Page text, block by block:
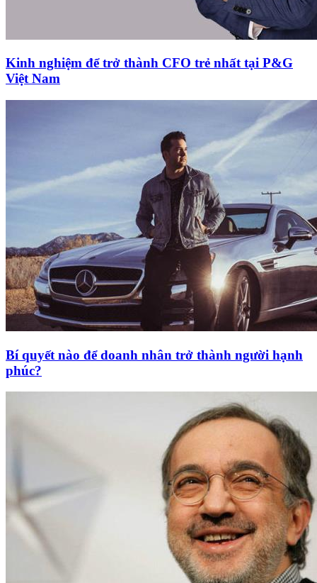
Kinh nghiệm để trở thành CFO trẻ nhất tại P&G
Việt Nam
Bí quyết nào để doanh nhân trở thành người hạnh
phúc?